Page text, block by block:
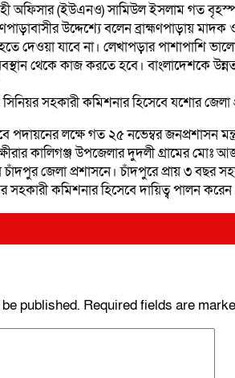
অফিসার (ইউএনও) সামিউল ইসলাম গত
উদ্দেশ্যে বলেন ব্রাহ্মণপাড়ায়
দেওয়া যাবে না। লেখাপড়ার পাশাপাশি
থেকে কাজ করতে হবে। বাংলাদেশকে
সহকারী কমিশনার হিসেবে যশোর জেলা
পদায়নের লক্ষে গত ২৫ নভেম্বর জনপ্রশাসন
কালিগঞ্জ উপজেলার দুদলী গ্রামের মোঃ
জেলা প্রশাসনে। চাঁদপুরে প্রায় ৩ বছর
কমিশনার হিসেবে দায়িত্ব পালন
published. Required fields are